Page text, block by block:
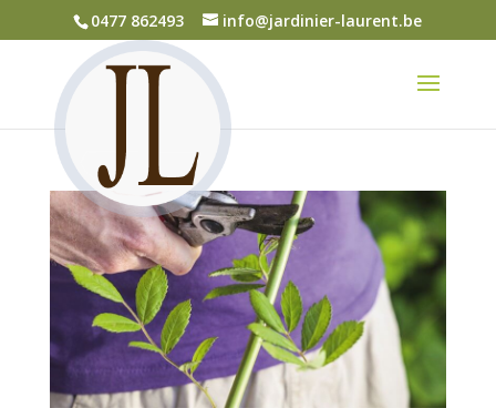
0477 862493 info@jardinier-laurent.be